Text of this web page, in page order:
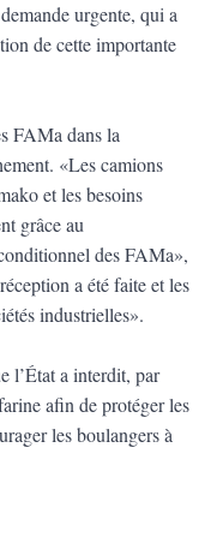
urgente, qui a
de cette importante
FAMa dans la
«Les camions
et les besoins
grâce au
des FAMa»,
a été faite et les
industrielles».
l’État a interdit, par
afin de protéger les
les boulangers à